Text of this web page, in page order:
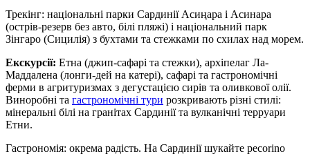
Трекінг: національні парки Сардинії Асиңара і Асинара
(острів-резерв без авто, білі пляжі) і національний парк
Зінгаро (Сицилія) з бухтами та стежками по схилах над морем.
Екскурсії: Етна (джип-сафарі та стежки), архіпелаг Ла-
Маддалена (лонги-дей на катері), сафарі та гастрономічні
ферми в агритуризмах з дегустацією сирів та оливкової олії.
Виноробні та гастрономічні тури розкривають різні стилі:
мінеральні білі на гранітах Сардинії та вулканічні терруари
Етни.
Гастрономія: окрема радість. На Сардинії шукайте pecorino